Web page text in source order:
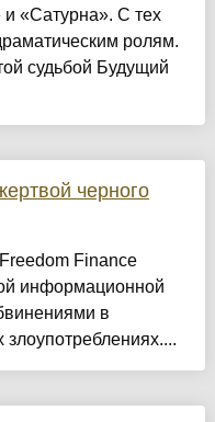
и «Сатурна». С тех
ролям.
судьбой Будущий
черного
Finance
информационной
в